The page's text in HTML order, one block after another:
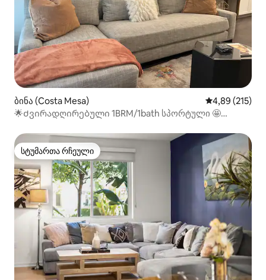
ბინა (Costa Mesa) საშუალო
4,89 (215)
🌟Ძვირადღირებული 1BRM/1bath სპორტული 🤩
სტუმართა რჩეული
სტუმართა რჩეული